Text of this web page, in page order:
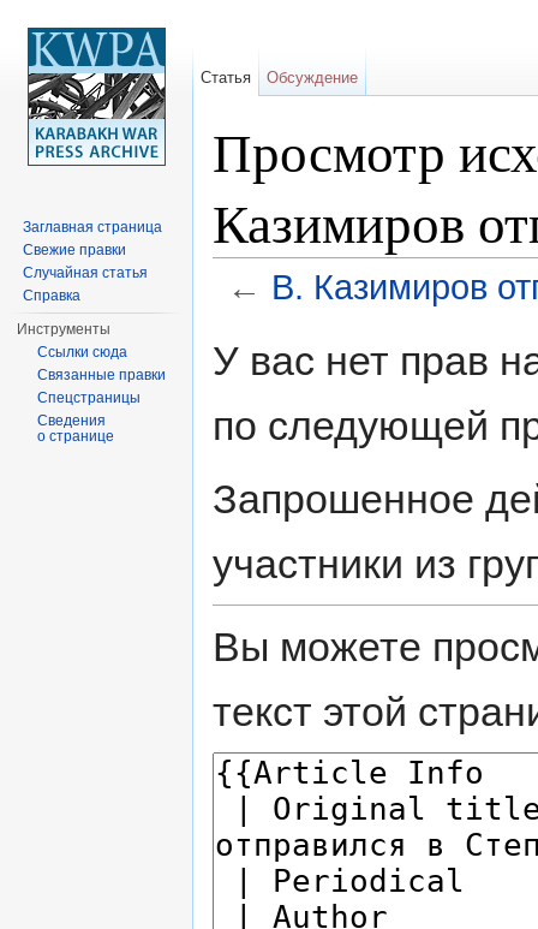
Просмотр
Казимиров
← В. Казимиров
У вас нет прав
по следующей
Запрошенное
участники из
Вы можете
текст этой
Статья Обсуждение
Заглавная страница
Свежие правки
Случайная статья
Справка
Инструменты
Ссылки сюда
Связанные правки
Спецстраницы
Сведения
о странице